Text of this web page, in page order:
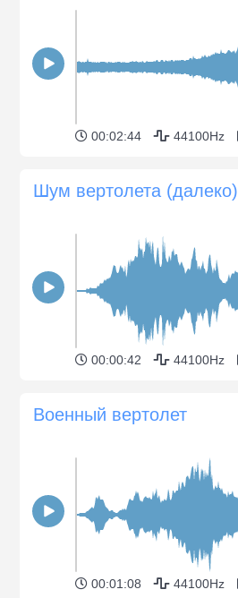
00:02:44 44100Hz
Шум вертолета (далеко)
00:00:42 44100Hz
Военный вертолет
00:01:08 44100Hz